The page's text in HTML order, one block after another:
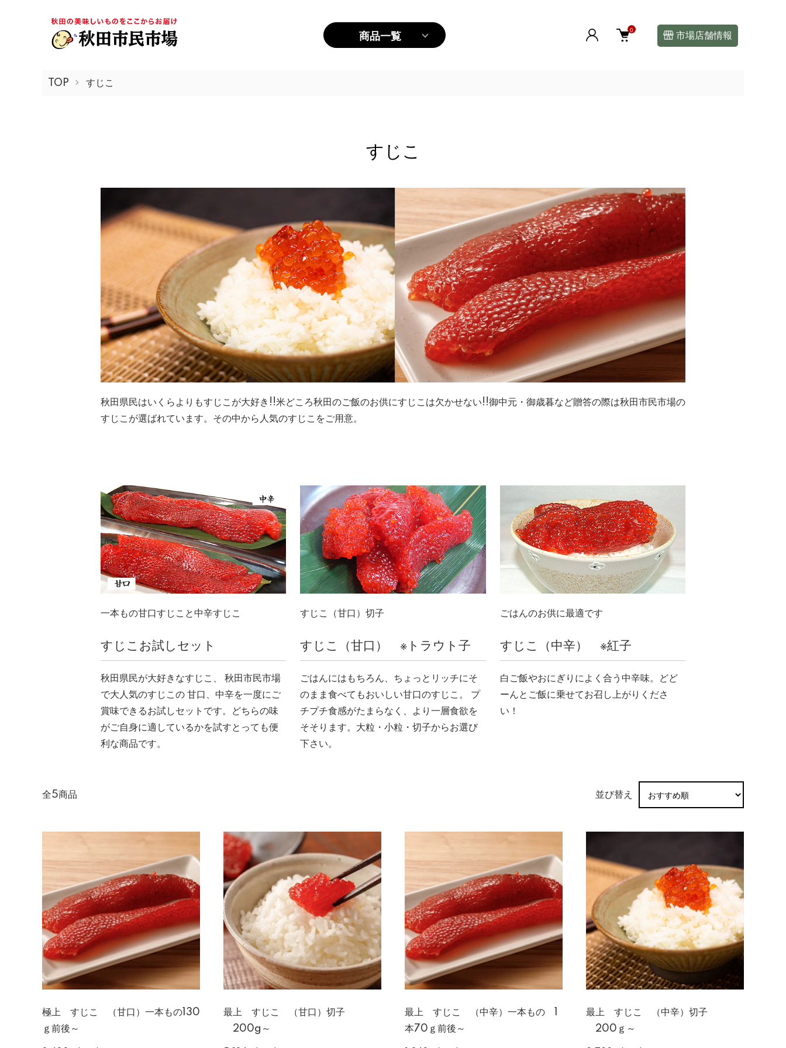
商品一覧 0
市場店舗情報
TOP すじこ
すじこ
秋田県民はいくらよりもすじこが大好き!!米どころ秋田のご飯のお供にすじこは欠かせない!!御中元・御歳暮など贈答の際は秋田市民市場の
すじこが選ばれています。その中から人気のすじこをご用意。
一本もの甘口すじこと中辛すじこ
すじこお試しセット
秋田県民が大好きなすじこ、 秋田市民市場
で大人気のすじこの 甘口、中辛を一度にご
賞味できるお試しセットです。どちらの味
がご自身に適しているかを試すとっても便
利な商品です。
すじこ（甘口）切子
すじこ（甘口） ※トラウト子
ごはんにはもちろん、ちょっとリッチにそ
のまま食べてもおいしい甘口のすじこ。 プ
チプチ食感がたまらなく、より一層食欲を
そそります。大粒・小粒・切子からお選び
下さい。
ごはんのお供に最適です
すじこ（中辛） ※紅子
白ご飯やおにぎりによく合う中辛味。どど
ーんとご飯に乗せてお召し上がりくださ
い！
全5商品 並び替え
極上 すじこ （甘口）一本もの130
ｇ前後～
最上 すじこ （甘口）切子
200g～
最上 すじこ （中辛）一本もの 1
本70ｇ前後～
最上 すじこ （中辛）切子
200ｇ～